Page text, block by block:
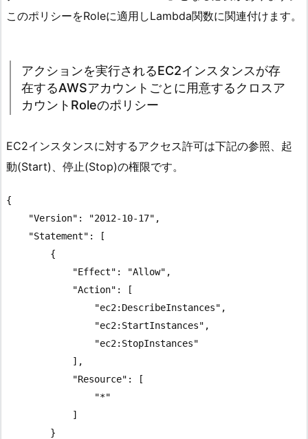
このポリシーをRoleに適用しLambda関数に関連付けます。
アクションを実行されるEC2インスタンスが存
在するAWSアカウントごとに用意するクロスア
カウントRoleのポリシー
EC2インスタンスに対するアクセス許可は下記の参照、起
動(Start)、停止(Stop)の権限です。
{
    "Version": "2012-10-17",
    "Statement": [
        {
            "Effect": "Allow",
            "Action": [
                "ec2:DescribeInstances",
                "ec2:StartInstances",
                "ec2:StopInstances"
            ],
            "Resource": [
                "*"
            ]
        }